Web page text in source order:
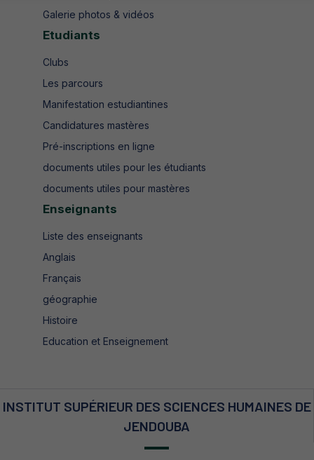
Galerie photos & vidéos
Etudiants
Clubs
Les parcours
Manifestation estudiantines
Candidatures mastères
Pré-inscriptions en ligne
documents utiles pour les étudiants
documents utiles pour mastères
Enseignants
Liste des enseignants
Anglais
Français
géographie
Histoire
Education et Enseignement
INSTITUT SUPÉRIEUR DES SCIENCES HUMAINES DE
JENDOUBA